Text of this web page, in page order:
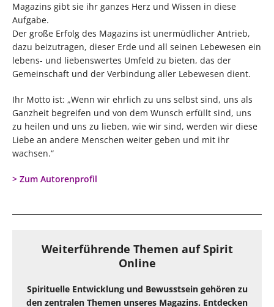
Magazins gibt sie ihr ganzes Herz und Wissen in diese
Aufgabe.
Der große Erfolg des Magazins ist unermüdlicher Antrieb,
dazu beizutragen, dieser Erde und all seinen Lebewesen ein
lebens- und liebenswertes Umfeld zu bieten, das der
Gemeinschaft und der Verbindung aller Lebewesen dient.
Ihr Motto ist: „Wenn wir ehrlich zu uns selbst sind, uns als
Ganzheit begreifen und von dem Wunsch erfüllt sind, uns
zu heilen und uns zu lieben, wie wir sind, werden wir diese
Liebe an andere Menschen weiter geben und mit ihr
wachsen.“
> Zum Autorenprofil
Weiterführende Themen auf Spirit
Online
Spirituelle Entwicklung und Bewusstsein gehören zu
den zentralen Themen unseres Magazins. Entdecken